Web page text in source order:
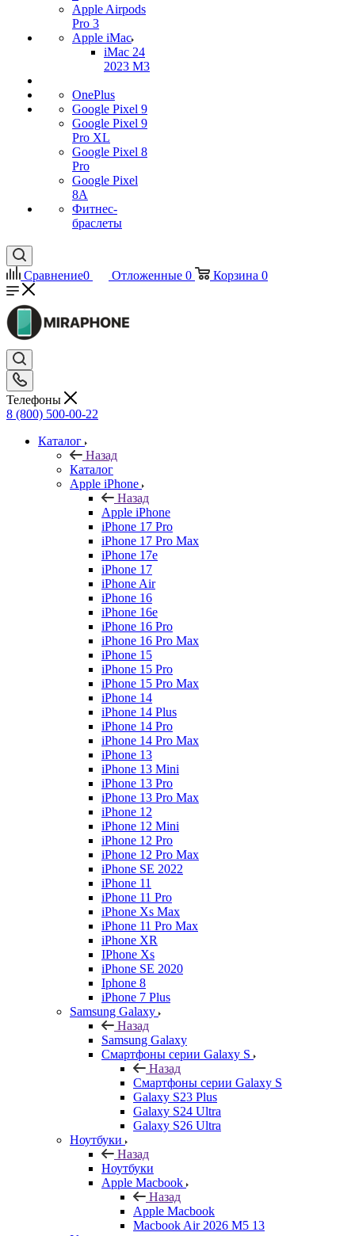
Apple Airpods
Pro 3
Apple iMac
iMac 24
2023 M3
OnePlus
Google Pixel 9
Google Pixel 9
Pro XL
Google Pixel 8
Pro
Google Pixel
8A
Фитнес-
браслеты
Сравнение0 Отложенные 0 Корзина 0
Телефоны
8 (800) 500-00-22
Каталог
Назад
Каталог
Apple iPhone
Назад
Apple iPhone
iPhone 17 Pro
iPhone 17 Pro Max
iPhone 17e
iPhone 17
iPhone Air
iPhone 16
iPhone 16e
iPhone 16 Pro
iPhone 16 Pro Max
iPhone 15
iPhone 15 Pro
iPhone 15 Pro Max
iPhone 14
iPhone 14 Plus
iPhone 14 Pro
iPhone 14 Pro Max
iPhone 13
iPhone 13 Mini
iPhone 13 Pro
iPhone 13 Pro Max
iPhone 12
iPhone 12 Mini
iPhone 12 Pro
iPhone 12 Pro Max
iPhone SE 2022
iPhone 11
iPhone 11 Pro
iPhone Xs Max
iPhone 11 Pro Max
iPhone XR
IPhone Xs
iPhone SE 2020
Iphone 8
iPhone 7 Plus
Samsung Galaxy
Назад
Samsung Galaxy
Смартфоны серии Galaxy S
Назад
Смартфоны серии Galaxy S
Galaxy S23 Plus
Galaxy S24 Ultra
Galaxy S26 Ultra
Ноутбуки
Назад
Ноутбуки
Apple Macbook
Назад
Apple Macbook
Macbook Air 2026 M5 13